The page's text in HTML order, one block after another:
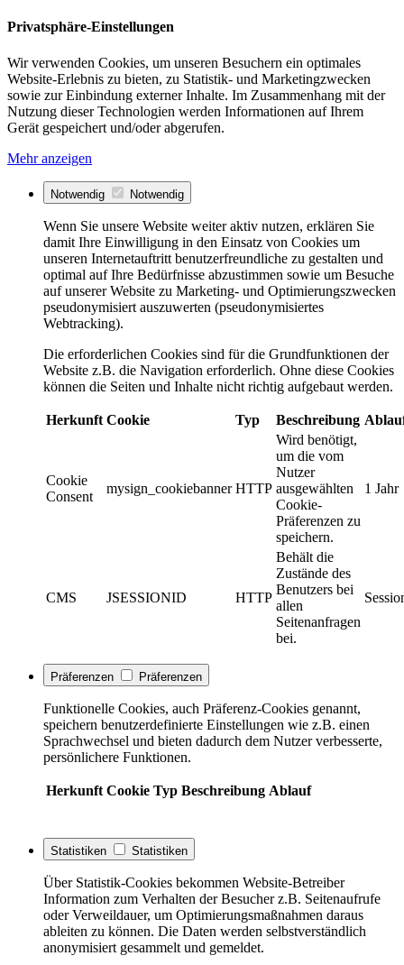
Privatsphäre-Einstellungen
Wir verwenden Cookies, um unseren Besuchern ein optimales
Website-Erlebnis zu bieten, zu Statistik- und Marketingzwecken
sowie zur Einbindung externer Inhalte. Im Zusammenhang mit der
Nutzung dieser Technologien werden Informationen auf Ihrem
Gerät gespeichert und/oder abgerufen.
Mehr anzeigen
Notwendig Notwendig
Wenn Sie unsere Website weiter aktiv nutzen, erklären Sie
damit Ihre Einwilligung in den Einsatz von Cookies um
unseren Internetauftritt benutzerfreundliche zu gestalten und
optimal auf Ihre Bedürfnisse abzustimmen sowie um Besuche
auf unserer Website zu Marketing- und Optimierungszwecken
pseudonymisiert auszuwerten (pseudonymisiertes
Webtracking).
Die erforderlichen Cookies sind für die Grundfunktionen der
Website z.B. die Navigation erforderlich. Ohne diese Cookies
können die Seiten und Inhalte nicht richtig aufgebaut werden.
Herkunft Cookie Typ Beschreibung
Cookie
Consent
mysign_cookiebanner HTTP
Wird benötigt,
um die vom
Nutzer
ausgewählten
Cookie-
Präferenzen zu
speichern.
1 Jahr
CMS JSESSIONID HTTP
Behält die
Zustände des
Benutzers bei
allen
Seitenanfragen
bei.
Präferenzen Präferenzen
Funktionelle Cookies, auch Präferenz-Cookies genannt,
speichern benutzerdefinierte Einstellungen wie z.B. einen
Sprachwechsel und bieten dadurch dem Nutzer verbesserte,
persönlichere Funktionen.
Herkunft Cookie Typ Beschreibung Ablauf
Statistiken Statistiken
Über Statistik-Cookies bekommen Website-Betreiber
Information zum Verhalten der Besucher z.B. Seitenaufrufe
oder Verweildauer, um Optimierungsmaßnahmen daraus
ableiten zu können. Die Daten werden selbstverständlich
anonymisiert gesammelt und gemeldet.